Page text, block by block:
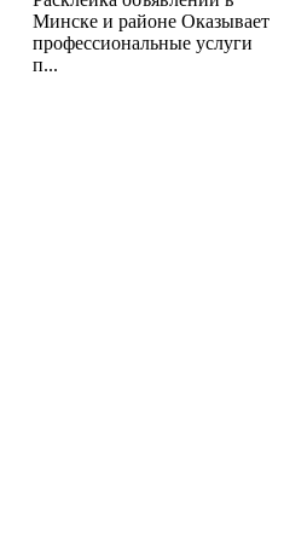
Минске и районе Оказывает
профессиональные услуги
п...